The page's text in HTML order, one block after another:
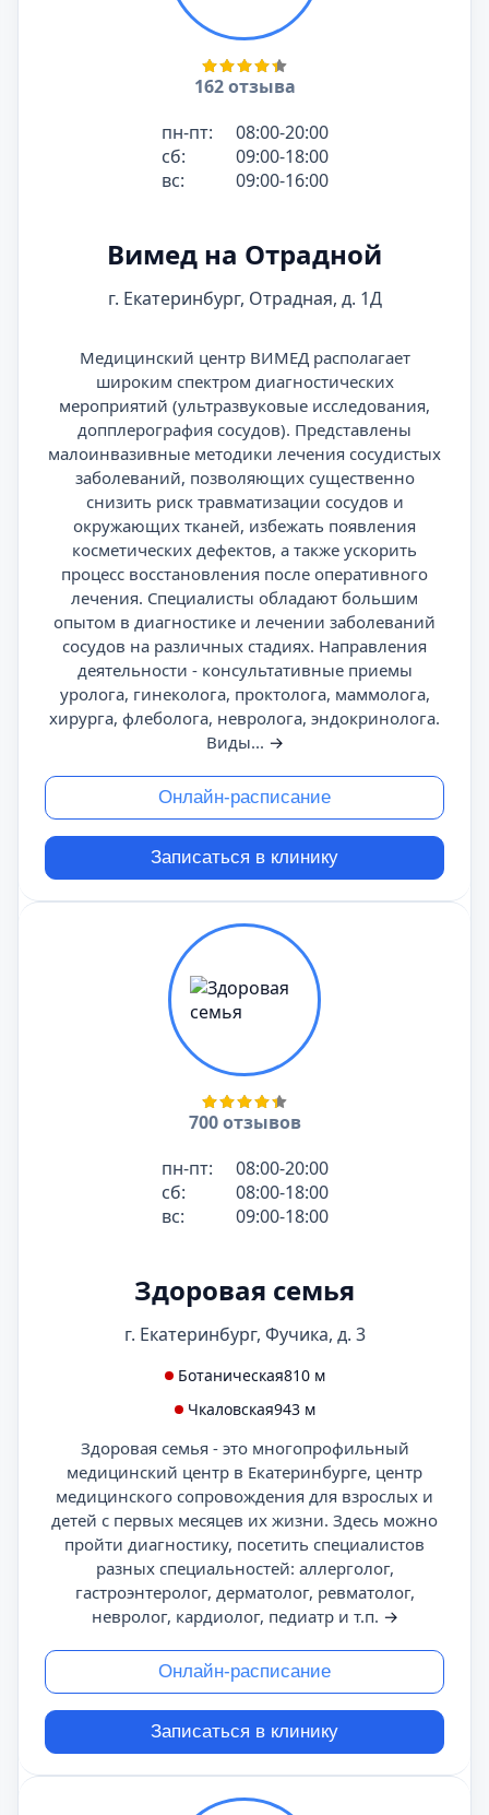
162 отзыва
пн-пт:
08:00-20:00
сб:
09:00-18:00
вс:
09:00-16:00
Вимед на Отрадной
г. Екатеринбург, Отрадная, д. 1Д
Медицинский центр ВИМЕД располагает
широким спектром диагностических
мероприятий (ультразвуковые исследования,
допплерография сосудов). Представлены
малоинвазивные методики лечения сосудистых
заболеваний, позволяющих существенно
снизить риск травматизации сосудов и
окружающих тканей, избежать появления
косметических дефектов, а также ускорить
процесс восстановления после оперативного
лечения. Специалисты обладают большим
опытом в диагностике и лечении заболеваний
сосудов на различных стадиях. Направления
деятельности - консультативные приемы
уролога, гинеколога, проктолога, маммолога,
хирурга, флеболога, невролога, эндокринолога.
Виды... →
Онлайн-расписание
Записаться в клинику
700 отзывов
пн-пт:
08:00-20:00
сб:
08:00-18:00
вс:
09:00-18:00
Здоровая семья
г. Екатеринбург, Фучика, д. 3
Ботаническая810 м
Чкаловская943 м
Здоровая семья - это многопрофильный
медицинский центр в Екатеринбурге, центр
медицинского сопровождения для взрослых и
детей с первых месяцев их жизни. Здесь можно
пройти диагностику, посетить специалистов
разных специальностей: аллерголог,
гастроэнтеролог, дерматолог, ревматолог,
невролог, кардиолог, педиатр и т.п. →
Онлайн-расписание
Записаться в клинику